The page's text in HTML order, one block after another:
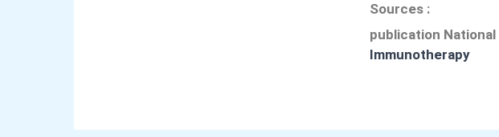
Sources :
publication
Immunotherapy